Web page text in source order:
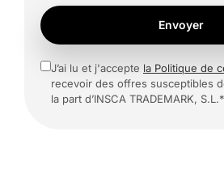
Envoyer
J’ai lu et j'accepte la Politique de
recevoir des offres susceptibles
la part d’INSCA TRADEMARK, S.L.*